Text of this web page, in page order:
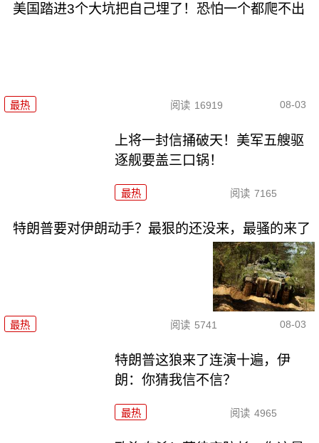
美国踏进3个大坑把自己埋了！恐怕一个都爬不出
最热 阅读 16919 08-03
上将一封信捅破天！美军五艘驱
逐舰要盖三口锅！
最热 阅读 7165
特朗普要对伊朗动手？最狠的还没来，最骚的来了
最热 阅读 5741 08-03
特朗普这狼来了连演十遍，伊
朗：你猜我信不信？
最热 阅读 4965